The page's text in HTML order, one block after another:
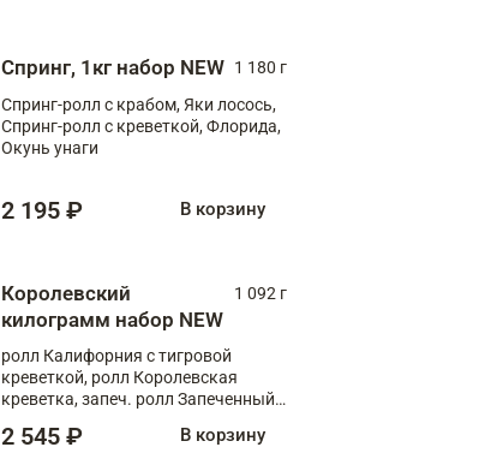
Спринг, 1кг набор NEW 1 180 г
Спринг-ролл с крабом, Яки лосось,
Спринг-ролл с креветкой, Флорида,
Окунь унаги
2 195 ₽ В корзину
Королевский
килограмм набор NEW
1 092 г
ролл Калифорния с тигровой
креветкой, ролл Королевская
креветка, запеч. ролл Запеченный
XL, запеч. ролл Крабик Хот
2 545 ₽ В корзину